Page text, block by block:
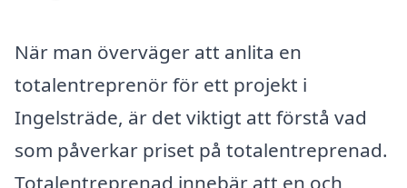
När man överväger att anlita en
totalentreprenör för ett projekt i
Ingelsträde, är det viktigt att förstå vad
som påverkar priset på totalentreprenad.
Totalentreprenad innebär att en och